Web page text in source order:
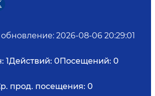
: 2026-08-06 20:29:01
1Действий: 0Посещений: 0
прод. посещения: 0